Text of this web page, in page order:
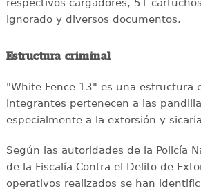
respectivos cargadores, 51
ignorado y diversos documentos.
Estructura criminal
"White Fence 13" es una estructura
integrantes pertenecen a las
especialmente a la extorsión y
Según las autoridades de la Policía
de la Fiscalía Contra el Delito de
operativos realizados se han